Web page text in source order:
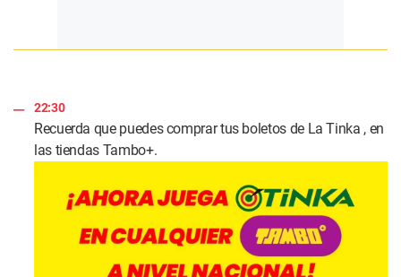
22:30
Recuerda que puedes comprar tus boletos de La Tinka , en
las tiendas Tambo+.